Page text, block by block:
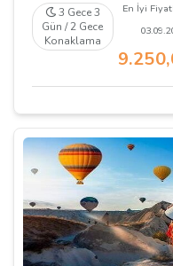
3 Gece 3
Gün / 2 Gece
Konaklama
En İyi
9.250